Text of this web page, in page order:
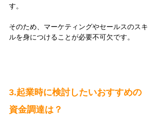
す。
そのため、マーケティングやセールスのスキ
ルを身につけることが必要不可欠です。
3.起業時に検討したいおすすめの
資金調達は？